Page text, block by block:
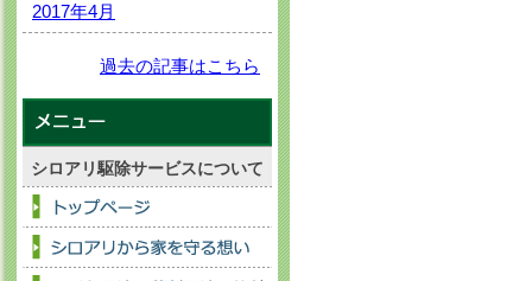
2017年4月
過去の記事はこちら
シロアリ駆除サービスについて